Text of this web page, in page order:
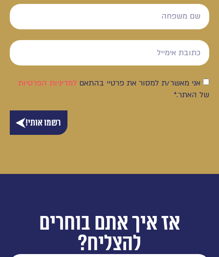
אני מאשר/ת למסור את פרטיי בהתאם למדיניות הפרטיות
של האתר.*
רשמו אותי!
אז איך אתם בוחרים
להצליח?